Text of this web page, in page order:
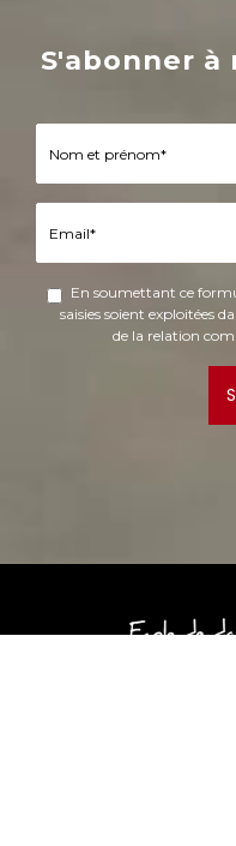
S'abonner
En soumettant ce
saisies soient exploitées
de la relation